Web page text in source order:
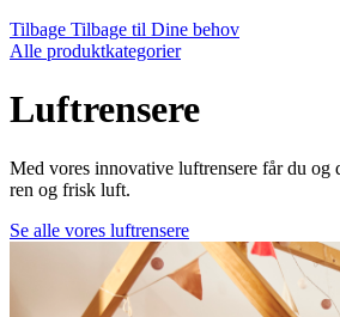
Tilbage Tilbage til Dine behov
Alle produktkategorier
Luftrensere
Med vores innovative luftrensere får du og
ren og frisk luft.
Se alle vores luftrensere